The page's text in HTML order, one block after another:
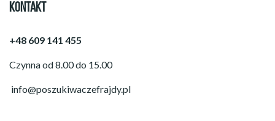
KONTAKT
+48 609 141 455
Czynna od 8.00 do 15.00
info@poszukiwaczefrajdy.pl